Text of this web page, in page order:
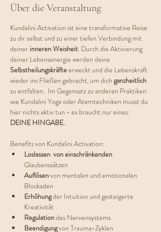
Über die Veranstaltung
Kundalini Activation ist eine transformative Reise
zu dir selbst und zu einer tiefen Verbindung mit
deiner inneren Weisheit. Durch die Aktivierung
deiner Lebensenergie werden deine
Selbstheilungskräfte erweckt und die Lebenskraft
wieder ins Fließen gebracht, um dich ganzheitlich
zu entfalten.  Im Gegensatz zu anderen Praktiken
wie Kundalini Yoga oder Atemtechniken musst du
hier nichts aktiv tun - es braucht nur eines:
DEINE HINGABE.
Benefits von Kundalini Activation:
Loslassen  von einschränkenden
Glaubenssätzen
Auflösen von mentalen und emotionalen
Blockaden
Erhöhung der Intuition und gesteigerte
Kreativität
Regulation des Nervensystems
Beendigung von Trauma-Zyklen